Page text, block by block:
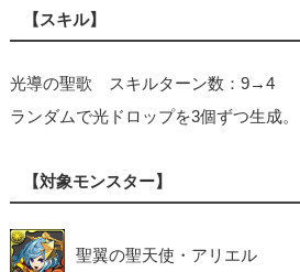
【スキル】
光導の聖歌 スキルターン数：9→4
ランダムで光ドロップを3個ずつ生成。
【対象モンスター】
聖翼の聖天使・アリエル